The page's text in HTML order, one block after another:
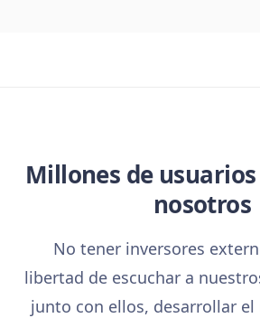
Millones de
nosotros
No tener inversores
libertad de escuchar a
junto con ellos, desarrollar el